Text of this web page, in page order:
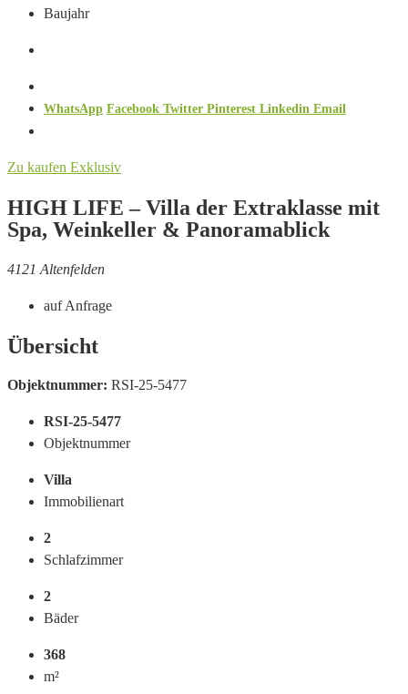
Baujahr
WhatsApp Facebook Twitter Pinterest Linkedin Email
Zu kaufen Exklusiv
HIGH LIFE – Villa der Extraklasse mit
Spa, Weinkeller & Panoramablick
4121 Altenfelden
auf Anfrage
Übersicht
Objektnummer: RSI-25-5477
RSI-25-5477
Objektnummer
Villa
Immobilienart
2
Schlafzimmer
2
Bäder
368
m²